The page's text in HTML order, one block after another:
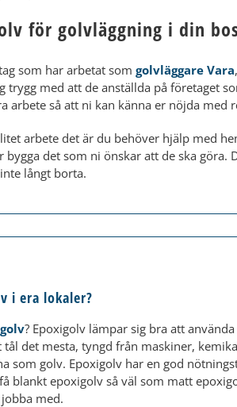
för golvläggning i din
som har arbetat som golvläggare Vara
trygg med att de anställda på företaget
arbete så att ni kan känna er nöjda med
arbete det är du behöver hjälp med
bygga det som ni önskar att de ska göra.
långt borta.
i era lokaler?
? Epoxigolv lämpar sig bra att
det mesta, tyngd från maskiner,
som golv. Epoxigolv har en god
blankt epoxigolv så väl som matt
med.